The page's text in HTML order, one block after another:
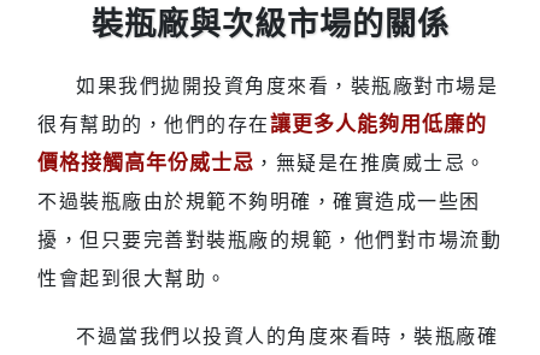
裝瓶廠與次級市場的關係
如果我們拋開投資角度來看，裝瓶廠對市場是
很有幫助的，他們的存在讓更多人能夠用低廉的
價格接觸高年份威士忌 ，無疑是在推廣威士忌。
不過裝瓶廠由於規範不夠明確，確實造成一些困
擾，但只要完善對裝瓶廠的規範，他們對市場流動
性會起到很大幫助。
不過當我們以投資人的角度來看時，裝瓶廠確